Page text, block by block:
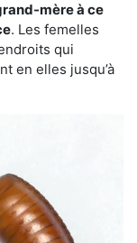
mère à ce
. Les femelles
qui
en elles jusqu’à